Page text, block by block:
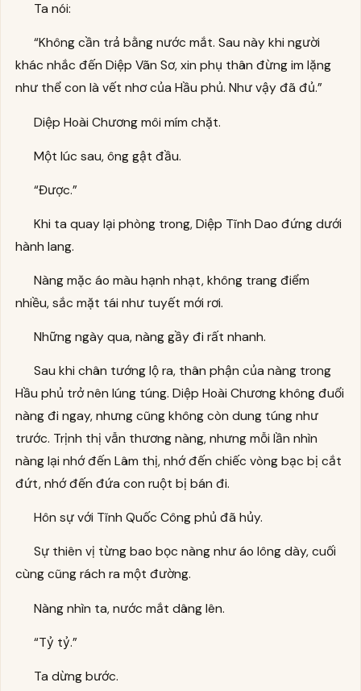
Ta nói:
“Không cần trả bằng nước mắt. Sau này khi người
khác nhắc đến Diệp Vãn Sơ, xin phụ thân đừng im lặng
như thể con là vết nhơ của Hầu phủ. Như vậy đã đủ.”
Diệp Hoài Chương môi mím chặt.
Một lúc sau, ông gật đầu.
“Được.”
Khi ta quay lại phòng trong, Diệp Tĩnh Dao đứng dưới
hành lang.
Nàng mặc áo màu hạnh nhạt, không trang điểm
nhiều, sắc mặt tái như tuyết mới rơi.
Những ngày qua, nàng gầy đi rất nhanh.
Sau khi chân tướng lộ ra, thân phận của nàng trong
Hầu phủ trở nên lúng túng. Diệp Hoài Chương không đuổi
nàng đi ngay, nhưng cũng không còn dung túng như
trước. Trịnh thị vẫn thương nàng, nhưng mỗi lần nhìn
nàng lại nhớ đến Lâm thị, nhớ đến chiếc vòng bạc bị cắt
đứt, nhớ đến đứa con ruột bị bán đi.
Hôn sự với Tĩnh Quốc Công phủ đã hủy.
Sự thiên vị từng bao bọc nàng như áo lông dày, cuối
cùng cũng rách ra một đường.
Nàng nhìn ta, nước mắt dâng lên.
“Tỷ tỷ.”
Ta dừng bước.